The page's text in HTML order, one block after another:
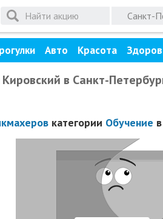
Санкт-
Авто Красота
в Санкт-
категории Обучение